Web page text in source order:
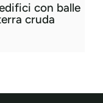
con balle
cruda